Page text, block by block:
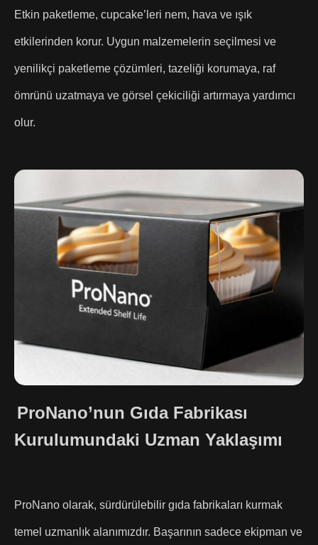
Etkin paketleme, cupcake’leri nem, hava ve ışık
etkilerinden korur. Uygun malzemelerin seçilmesi ve
yenilikçi paketleme çözümleri, tazeliği korumaya, raf
ömrünü uzatmaya ve görsel çekiciliği artırmaya yardımcı
olur.
ProNano’nun Gıda Fabrikası
Kurulumundaki Uzman Yaklaşımı
ProNano olarak, sürdürülebilir gıda fabrikaları kurmak
temel uzmanlık alanımızdır. Başarının sadece ekipman ve